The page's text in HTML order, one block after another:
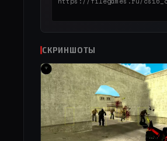
СКРИНШОТЫ